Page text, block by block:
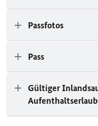
Passfotos
Pass
Gültiger